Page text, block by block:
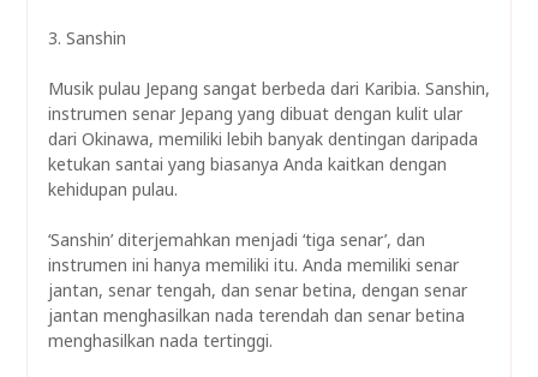
3. Sanshin
Musik pulau Jepang sangat berbeda dari Karibia. Sanshin,
instrumen senar Jepang yang dibuat dengan kulit ular
dari Okinawa, memiliki lebih banyak dentingan daripada
ketukan santai yang biasanya Anda kaitkan dengan
kehidupan pulau.
‘Sanshin’ diterjemahkan menjadi ‘tiga senar’, dan
instrumen ini hanya memiliki itu. Anda memiliki senar
jantan, senar tengah, dan senar betina, dengan senar
jantan menghasilkan nada terendah dan senar betina
menghasilkan nada tertinggi.